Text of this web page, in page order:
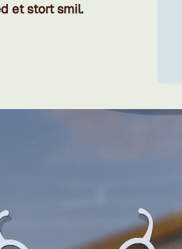
et stort smil.